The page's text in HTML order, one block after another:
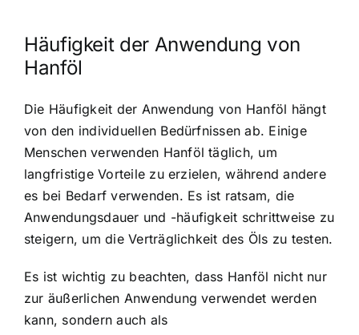
Häufigkeit der Anwendung von
Hanföl
Die Häufigkeit der Anwendung von Hanföl hängt
von den individuellen Bedürfnissen ab. Einige
Menschen verwenden Hanföl täglich, um
langfristige Vorteile zu erzielen, während andere
es bei Bedarf verwenden. Es ist ratsam, die
Anwendungsdauer und -häufigkeit schrittweise zu
steigern, um die Verträglichkeit des Öls zu testen.
Es ist wichtig zu beachten, dass Hanföl nicht nur
zur äußerlichen Anwendung verwendet werden
kann, sondern auch als